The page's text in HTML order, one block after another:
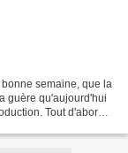
semaine, que la
guère qu'aujourd'hui
Tout d'abord